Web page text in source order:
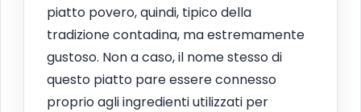
piatto povero, quindi, tipico della
tradizione contadina, ma estremamente
gustoso. Non a caso, il nome stesso di
questo piatto pare essere connesso
proprio agli ingredienti utilizzati per